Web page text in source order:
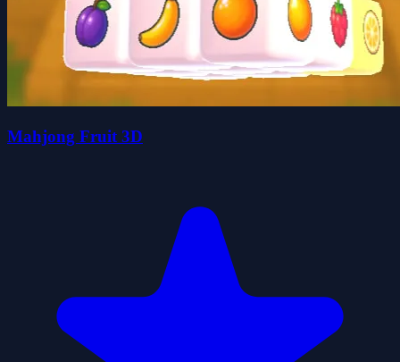
Mahjong Fruit 3D